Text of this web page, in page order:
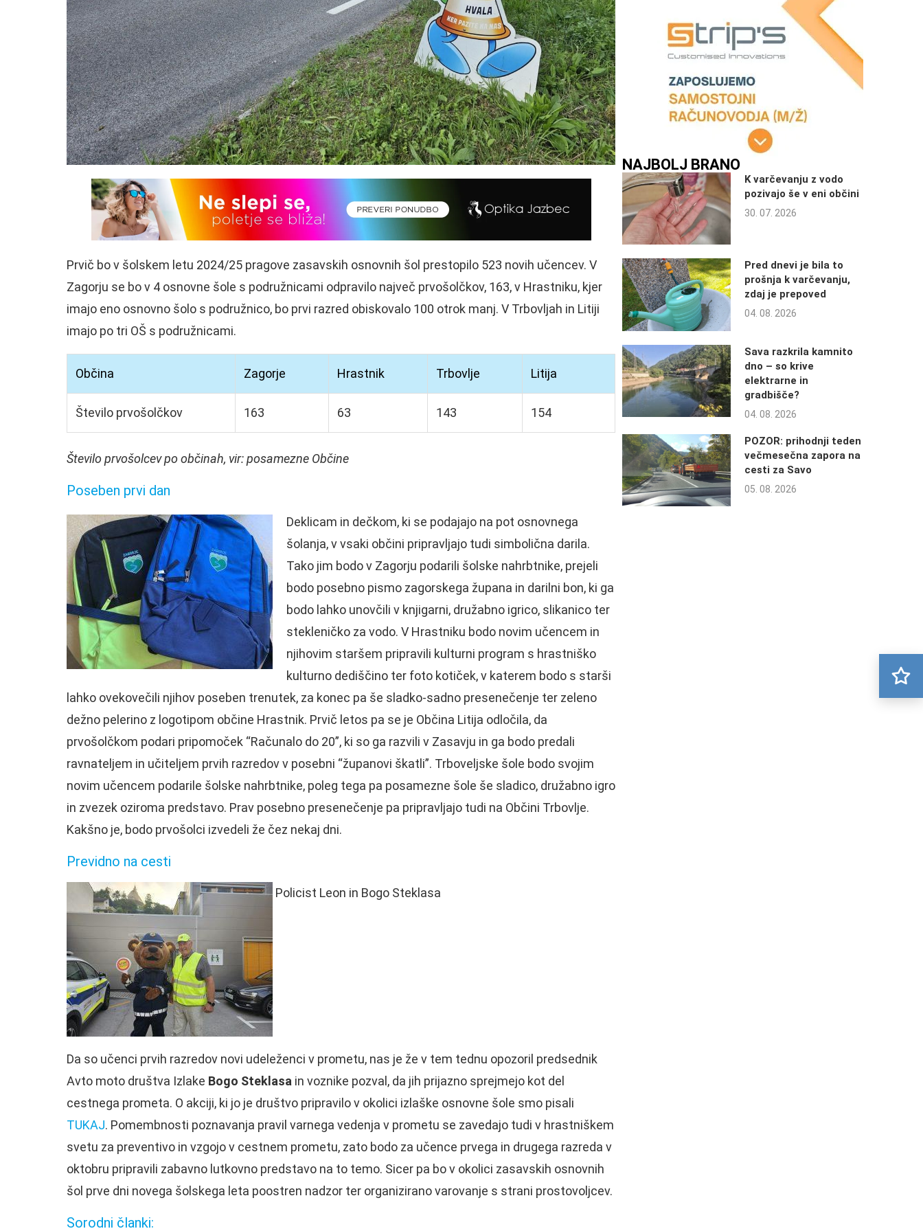
Prvič bo v šolskem letu 2024/25 pragove zasavskih osnovnih šol prestopilo 523 novih učencev. V
Zagorju se bo v 4 osnovne šole s podružnicami odpravilo največ prvošolčkov, 163, v Hrastniku, kjer
imajo eno osnovno šolo s podružnico, bo prvi razred obiskovalo 100 otrok manj. V Trbovljah in Litiji
imajo po tri OŠ s podružnicami.
Občina Zagorje Hrastnik Trbovlje Litija
Število prvošolčkov 163 63 143 154
Število prvošolcev po občinah, vir: posamezne Občine
Poseben prvi dan
Deklicam in dečkom, ki se podajajo na pot osnovnega
šolanja, v vsaki občini pripravljajo tudi simbolična darila.
Tako jim bodo v Zagorju podarili šolske nahrbtnike, prejeli
bodo posebno pismo zagorskega župana in darilni bon, ki ga
bodo lahko unovčili v knjigarni, družabno igrico, slikanico ter
stekleničko za vodo. V Hrastniku bodo novim učencem in
njihovim staršem pripravili kulturni program s hrastniško
kulturno dediščino ter foto kotiček, v katerem bodo s starši
lahko ovekovečili njihov poseben trenutek, za konec pa še sladko-sadno presenečenje ter zeleno
dežno pelerino z logotipom občine Hrastnik. Prvič letos pa se je Občina Litija odločila, da
prvošolčkom podari pripomoček “Računalo do 20”, ki so ga razvili v Zasavju in ga bodo predali
ravnateljem in učiteljem prvih razredov v posebni “županovi škatli”. Trboveljske šole bodo svojim
novim učencem podarile šolske nahrbtnike, poleg tega pa posamezne šole še sladico, družabno igro
in zvezek oziroma predstavo. Prav posebno presenečenje pa pripravljajo tudi na Občini Trbovlje.
Kakšno je, bodo prvošolci izvedeli že čez nekaj dni.
Previdno na cesti
Policist Leon in Bogo Steklasa
Da so učenci prvih razredov novi udeleženci v prometu, nas je že v tem tednu opozoril predsednik
Avto moto društva Izlake Bogo Steklasa in voznike pozval, da jih prijazno sprejmejo kot del
cestnega prometa. O akciji, ki jo je društvo pripravilo v okolici izlaške osnovne šole smo pisali
TUKAJ. Pomembnosti poznavanja pravil varnega vedenja v prometu se zavedajo tudi v hrastniškem
svetu za preventivo in vzgojo v cestnem prometu, zato bodo za učence prvega in drugega razreda v
oktobru pripravili zabavno lutkovno predstavo na to temo. Sicer pa bo v okolici zasavskih osnovnih
šol prve dni novega šolskega leta poostren nadzor ter organizirano varovanje s strani prostovoljcev.
Sorodni članki:
NAJBOLJ BRANO
K varčevanju z vodo
pozivajo še v eni občini
30. 07. 2026
Pred dnevi je bila to
prošnja k varčevanju,
zdaj je prepoved
04. 08. 2026
Sava razkrila kamnito
dno – so krive
elektrarne in
gradbišče?
04. 08. 2026
POZOR: prihodnji teden
večmesečna zapora na
cesti za Savo
05. 08. 2026